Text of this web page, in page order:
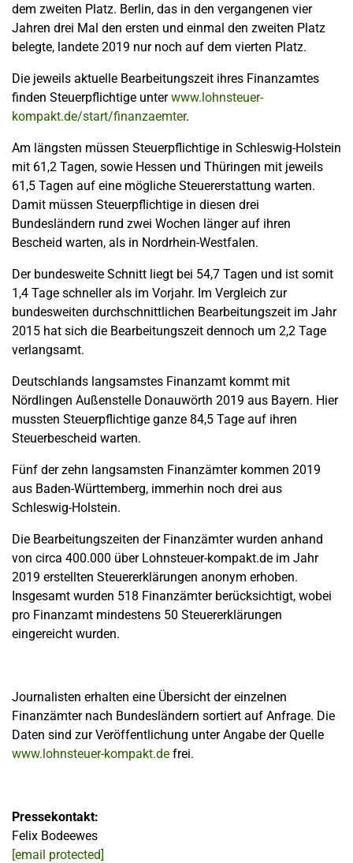
dem zweiten Platz. Berlin, das in den vergangenen vier
Jahren drei Mal den ersten und einmal den zweiten Platz
belegte, landete 2019 nur noch auf dem vierten Platz.
Die jeweils aktuelle Bearbeitungszeit ihres Finanzamtes
finden Steuerpflichtige unterwww.lohnsteuer-
kompakt.de/start/finanzaemter.
Am längsten müssen Steuerpflichtige in Schleswig-Holstein
mit 61,2 Tagen, sowie Hessen und Thüringen mit jeweils
61,5 Tagen auf eine mögliche Steuererstattung warten.
Damit müssen Steuerpflichtige in diesen drei
Bundesländern rund zwei Wochen länger auf ihren
Bescheid warten, als in Nordrhein-Westfalen.
Der bundesweite Schnitt liegt bei 54,7 Tagen und ist somit
1,4 Tage schneller als im Vorjahr. Im Vergleich zur
bundesweiten durchschnittlichen Bearbeitungszeit im Jahr
2015 hat sich die Bearbeitungszeit dennoch um 2,2 Tage
verlangsamt.
Deutschlands langsamstes Finanzamt kommt mit
Nördlingen Außenstelle Donauwörth 2019 aus Bayern. Hier
mussten Steuerpflichtige ganze 84,5 Tage auf ihren
Steuerbescheid warten.
Fünf der zehn langsamsten Finanzämter kommen 2019
aus Baden-Württemberg, immerhin noch drei aus
Schleswig-Holstein.
Die Bearbeitungszeiten der Finanzämter wurden anhand
von circa 400.000 über Lohnsteuer-kompakt.de im Jahr
2019 erstellten Steuererklärungen anonym erhoben.
Insgesamt wurden 518 Finanzämter berücksichtigt, wobei
pro Finanzamt mindestens 50 Steuererklärungen
eingereicht wurden.
Journalisten erhalten eine Übersicht der einzelnen
Finanzämter nach Bundesländern sortiert auf Anfrage. Die
Daten sind zur Veröffentlichung unter Angabe der Quelle
www.lohnsteuer-kompakt.de frei.
Pressekontakt:
Felix Bodeewes
[email protected]